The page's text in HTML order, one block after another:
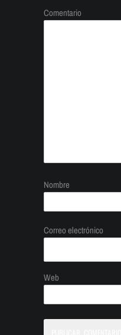
Comentario
Nombre
Correo electrónico
Web